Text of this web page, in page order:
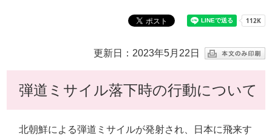
更新日：2023年5月22日
弾道ミサイル落下時の行動について
北朝鮮による弾道ミサイルが発射され、日本に飛来す